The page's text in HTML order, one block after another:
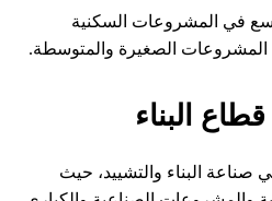
في المشروعات السكنية
المشروعات الصغيرة والمتوسطة.
البناء
صناعة البناء والتشييد، حيث